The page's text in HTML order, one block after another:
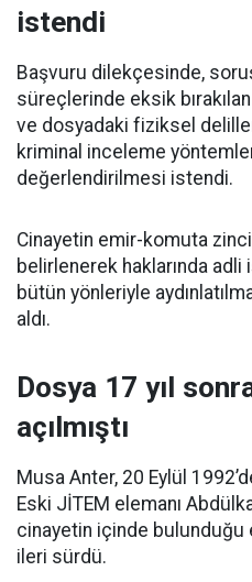
istendi
Başvuru dilekçesinde,
süreçlerinde eksik
ve dosyadaki fiziksel
kriminal inceleme
değerlendirilmesi istendi.
Cinayetin emir-komuta
belirlenerek haklarında adli
bütün yönleriyle
aldı.
Dosya 17 yıl
açılmıştı
Musa Anter, 20 Eylül
Eski JİTEM elemanı
cinayetin içinde bulunduğu
ileri sürdü.